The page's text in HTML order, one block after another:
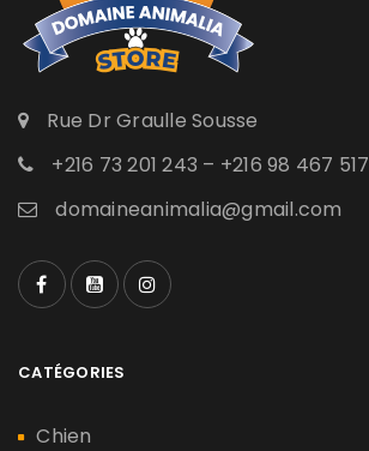
Rue Dr Graulle Sousse
+216 73 201 243 – +216 98 467 517
domaineanimalia@gmail.com
CATÉGORIES
Chien